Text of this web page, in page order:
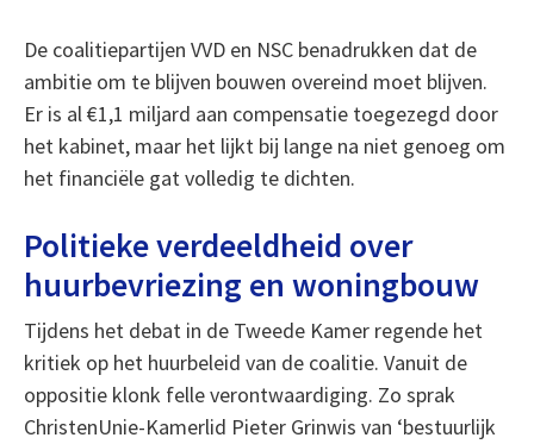
De coalitiepartijen VVD en NSC benadrukken dat de
ambitie om te blijven bouwen overeind moet blijven.
Er is al €1,1 miljard aan compensatie toegezegd door
het kabinet, maar het lijkt bij lange na niet genoeg om
het financiële gat volledig te dichten.
Politieke verdeeldheid over
huurbevriezing en woningbouw
Tijdens het debat in de Tweede Kamer regende het
kritiek op het huurbeleid van de coalitie. Vanuit de
oppositie klonk felle verontwaardiging. Zo sprak
ChristenUnie-Kamerlid Pieter Grinwis van ‘bestuurlijk